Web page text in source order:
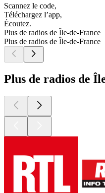
Scannez le code,
Téléchargez l’app,
Écoutez.
Plus de radios de Île-de-France
Plus de radios de Île-de-France
Plus de radios de